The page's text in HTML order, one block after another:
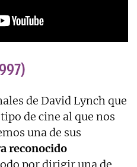
de David Lynch que
de cine al que nos
una de sus
reconocido
por dirigir una de